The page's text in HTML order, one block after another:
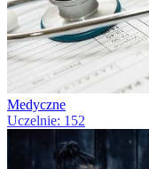
Medyczne
Uczelnie: 152